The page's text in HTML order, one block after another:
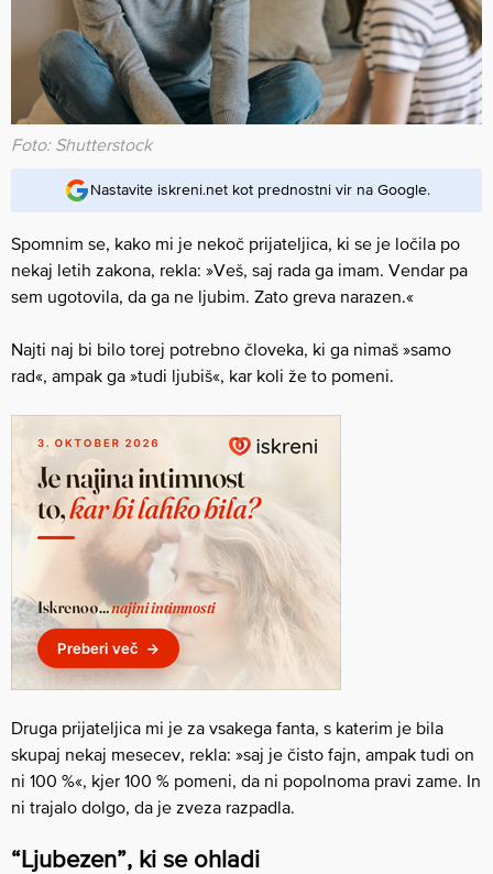
Foto: Shutterstock
Nastavite iskreni.net kot prednostni vir na Google.
Spomnim se, kako mi je nekoč prijateljica, ki se je ločila po
nekaj letih zakona, rekla: »Veš, saj rada ga imam. Vendar pa
sem ugotovila, da ga ne ljubim. Zato greva narazen.«
Najti naj bi bilo torej potrebno človeka, ki ga nimaš »samo
rad«, ampak ga »tudi ljubiš«, kar koli že to pomeni.
Druga prijateljica mi je za vsakega fanta, s katerim je bila
skupaj nekaj mesecev, rekla: »saj je čisto fajn, ampak tudi on
ni 100 %«, kjer 100 % pomeni, da ni popolnoma pravi zame. In
ni trajalo dolgo, da je zveza razpadla.
“Ljubezen”, ki se ohladi